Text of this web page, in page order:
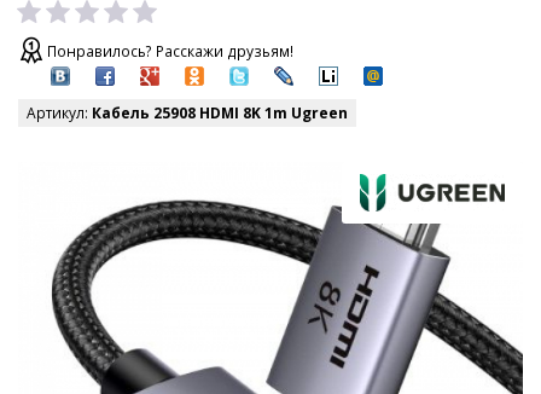
Понравилось? Расскажи друзьям!
Артикул: Кабель 25908 HDMI 8K 1m Ugreen